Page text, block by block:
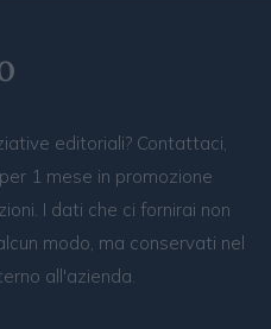
editoriali? Contattaci,
1 mese in promozione
I dati che ci fornirai non
modo, ma conservati nel
all'azienda.